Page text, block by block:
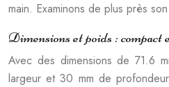
main. Examinons de plus près
Dimensions et poids : compact
Avec des dimensions de 71.6
largeur et 30 mm de